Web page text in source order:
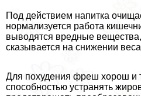
Под действием напитка
нормализуется работа
выводятся вредные
сказывается на снижении
Для похудения фреш хорош и
способностью устранять